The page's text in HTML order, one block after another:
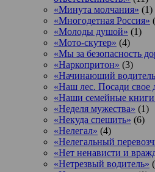
«Минута молчания» (1)
«Многодетная Россия»
«Молоды душой» (1)
«Мото-скутер» (4)
«Мы за безопасность
«Наркопритон» (3)
«Начинающий
«Наш лес. Посади свое
«Наши семейные
«Неделя мужества» (1)
«Некуда спешить» (6)
«Нелегал» (4)
«Нелегальный
«Нет ненависти и
«Нетрезвый водитель»